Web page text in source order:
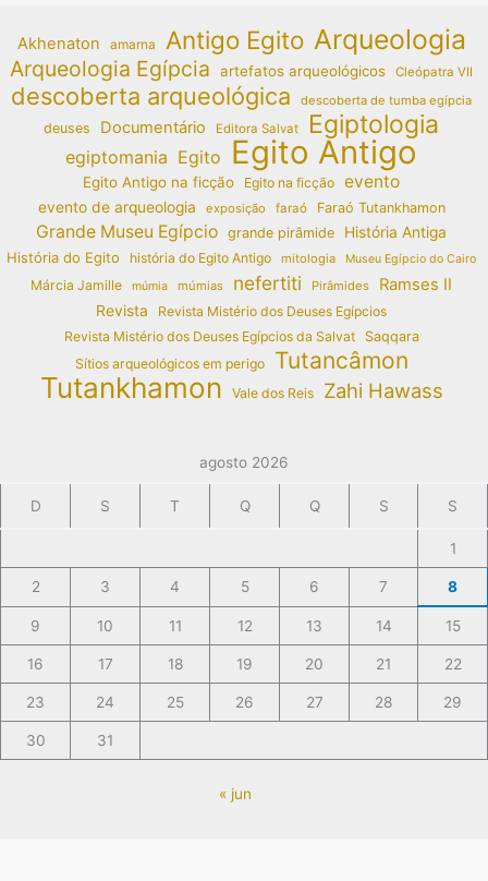
Akhenaton amarna Antigo Egito Arqueologia
Arqueologia Egípcia artefatos arqueológicos Cleópatra VII
descoberta arqueológica descoberta de tumba egípcia
deuses Documentário Editora Salvat Egiptologia
egiptomania Egito Egito Antigo
Egito Antigo na ficção Egito na ficção evento
evento de arqueologia exposição faraó Faraó Tutankhamon
Grande Museu Egípcio grande pirâmide
História Antiga
História do Egito
história do Egito Antigo mitologia Museu Egípcio do Cairo
Márcia Jamille múmia múmias nefertiti Pirâmides Ramses II
Revista
Revista Mistério dos Deuses Egípcios
Revista Mistério dos Deuses Egípcios da Salvat
Saqqara
Sítios arqueológicos em perigo
Tutancâmon
Tutankhamon Vale dos Reis Zahi Hawass
agosto 2026
D S T Q Q S S
1
2 3 4 5 6 7 8
9 10 11 12 13 14 15
16 17 18 19 20 21 22
23 24 25 26 27 28 29
30 31
« jun